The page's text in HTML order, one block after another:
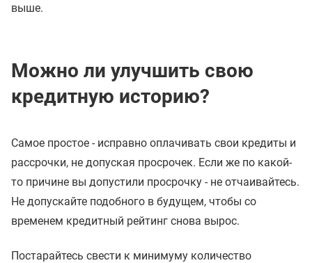
выше.
Можно ли улучшить свою
кредитную историю?
Самое простое - исправно оплачивать свои кредиты и
рассрочки, не допуская просрочек. Если же по какой-
то причине вы допустили просрочку - не отчаивайтесь.
Не допускайте подобного в будущем, чтобы со
временем кредитный рейтинг снова вырос.
Постарайтесь свести к минимуму количество